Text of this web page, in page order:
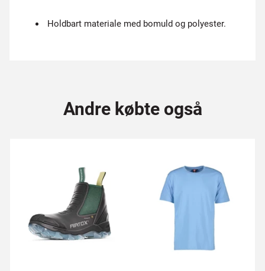
Holdbart materiale med bomuld og polyester.
Andre købte også